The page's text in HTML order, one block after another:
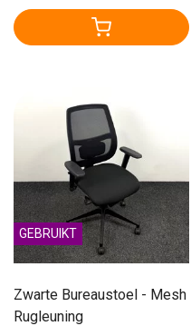
GEBRUIKT
Zwarte Bureaustoel - Mesh
Rugleuning